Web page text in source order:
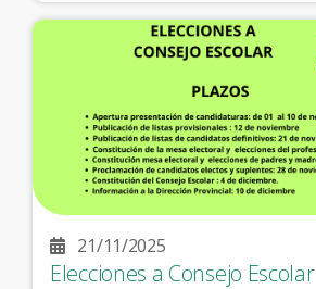
21/11/2025
Elecciones a Consejo Escolar